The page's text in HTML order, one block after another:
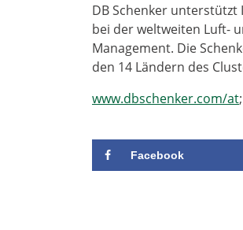
DB Schenker
bei der weltweiten Luft-
Management. Die
den 14 Ländern des
www.dbschenker.com/at;
Facebook